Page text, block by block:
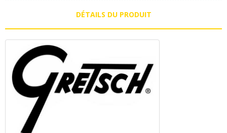
DÉTAILS DU PRODUIT